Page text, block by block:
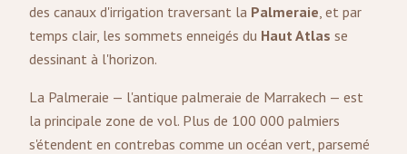
des canaux d'irrigation traversant la Palmeraie, et par
temps clair, les sommets enneigés du Haut Atlas se
dessinant à l'horizon.
La Palmeraie — l'antique palmeraie de Marrakech — est
la principale zone de vol. Plus de 100 000 palmiers
s'étendent en contrebas comme un océan vert, parsemé